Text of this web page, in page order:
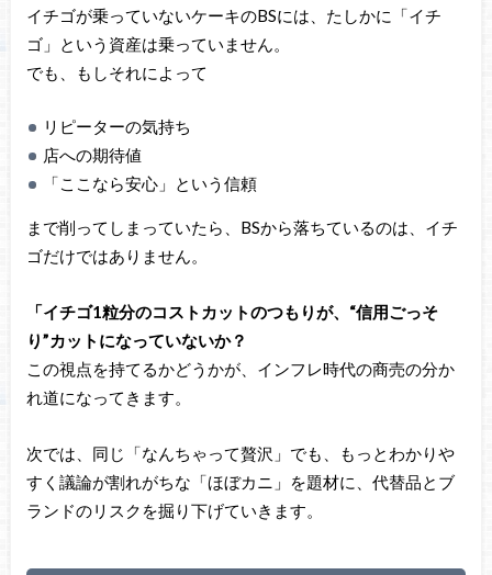
イチゴが乗っていないケーキのBSには、たしかに「イチ
ゴ」という資産は乗っていません。
でも、もしそれによって
リピーターの気持ち
店への期待値
「ここなら安心」という信頼
まで削ってしまっていたら、BSから落ちているのは、イチ
ゴだけではありません。
「イチゴ1粒分のコストカットのつもりが、“信用ごっそ
り”カットになっていないか？
この視点を持てるかどうかが、インフレ時代の商売の分か
れ道になってきます。
次では、同じ「なんちゃって贅沢」でも、もっとわかりや
すく議論が割れがちな「ほぼカニ」を題材に、代替品とブ
ランドのリスクを掘り下げていきます。